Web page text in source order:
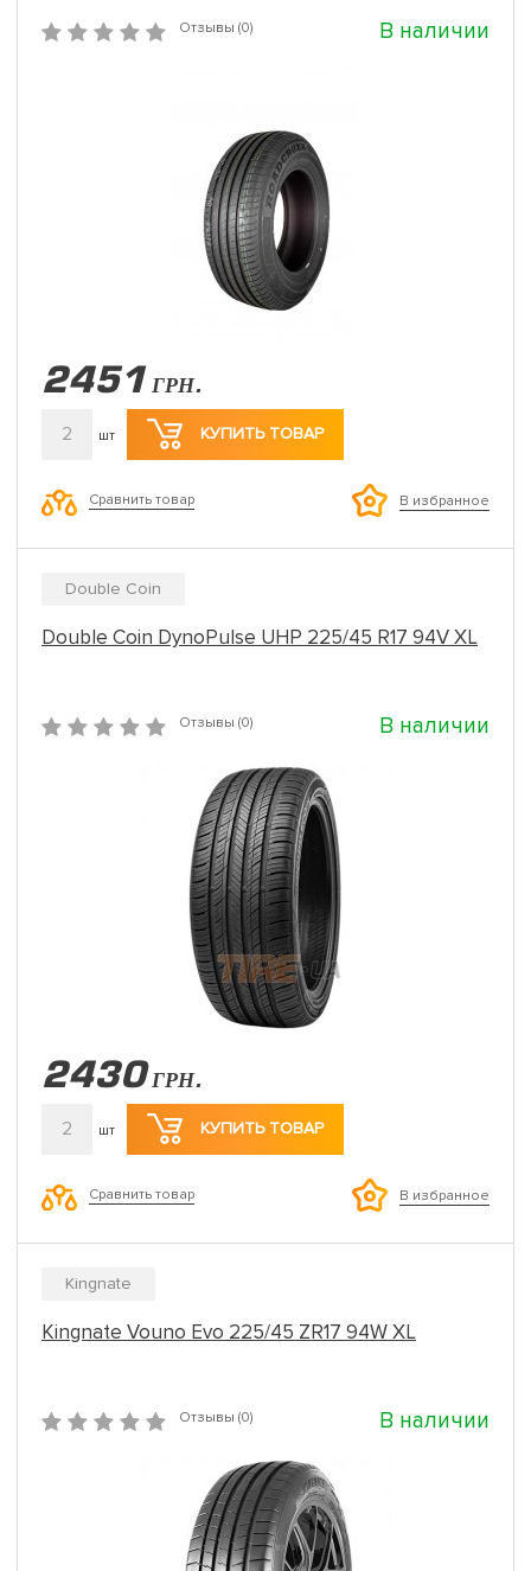
Отзывы (0) В наличии
2451 ГРН.
2 шт КУПИТЬ ТОВАР
Сравнить товар В избранное
Double Coin
Double Coin DynoPulse UHP 225/45 R17 94V XL
Отзывы (0) В наличии
2430 ГРН.
2 шт КУПИТЬ ТОВАР
Сравнить товар В избранное
Kingnate
Kingnate Vouno Evo 225/45 ZR17 94W XL
Отзывы (0) В наличии